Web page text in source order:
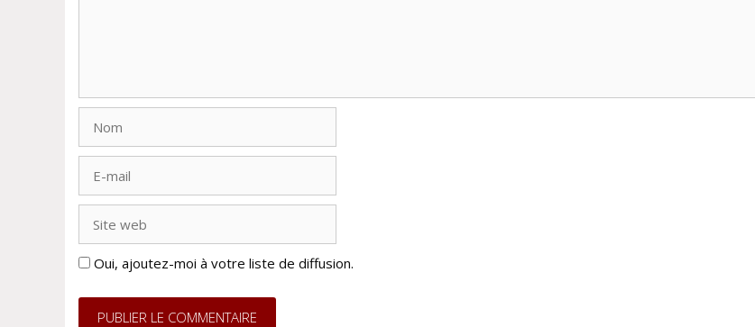
mail
web
Oui, ajoutez-moi à votre liste de diffusion.